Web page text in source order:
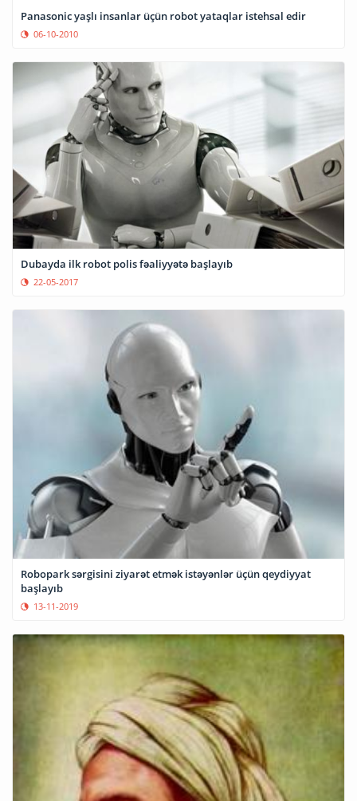
Panasonic yaşlı insanlar üçün robot yataqlar istehsal edir
06-10-2010
Dubayda ilk robot polis fəaliyyətə başlayıb
22-05-2017
Robopark sərgisini ziyarət etmək istəyənlər üçün qeydiyyat
başlayıb
13-11-2019